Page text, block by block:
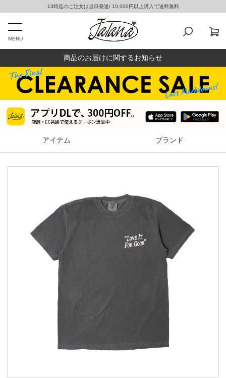
13時迄のご注文は当日発送/ 10,000円以上購入で送料無料
MENU
商品のお届けに関するお知らせ
アイテム ブランド